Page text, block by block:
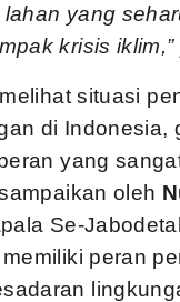
yang
krisis iklim,”
situasi
di Indonesia,
yang
oleh
Se-
peran